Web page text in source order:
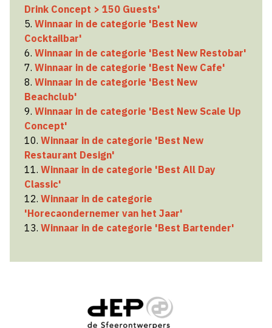
Drink Concept > 150 Guests'
5. Winnaar in de categorie 'Best New
Cocktailbar'
6. Winnaar in de categorie 'Best New Restobar'
7. Winnaar in de categorie 'Best New Cafe'
8. Winnaar in de categorie 'Best New
Beachclub'
9. Winnaar in de categorie 'Best New Scale Up
Concept'
10. Winnaar in de categorie 'Best New
Restaurant Design'
11. Winnaar in de categorie 'Best All Day
Classic'
12. Winnaar in de categorie
'Horecaondernemer van het Jaar'
13. Winnaar in de categorie 'Best Bartender'